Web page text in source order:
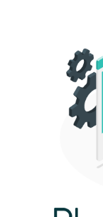
Solaire
Visage
LIGNE